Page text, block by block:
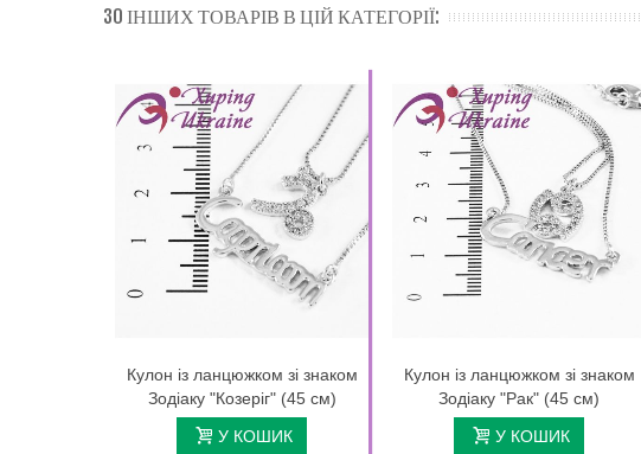
30 ІНШИХ ТОВАРІВ В ЦІЙ КАТЕГОРІЇ:
Кулон із ланцюжком зі знаком
Зодіаку "Козеріг" (45 см)
У КОШИК
Кулон із ланцюжком зі знаком
Зодіаку "Рак" (45 см)
У КОШИК